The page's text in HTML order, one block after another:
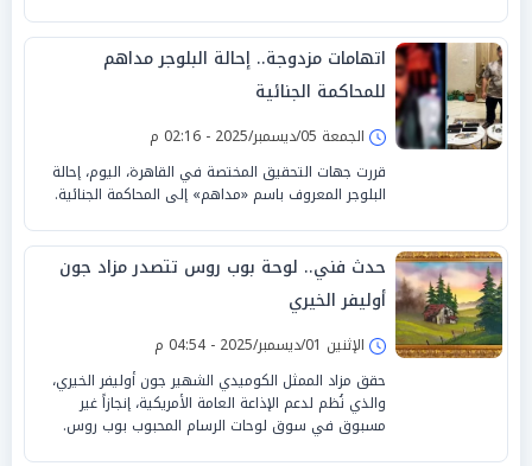
اتهامات مزدوجة.. إحالة البلوجر مداهم
للمحاكمة الجنائية
الجمعة 05/ديسمبر/2025 - 02:16 م
قررت جهات التحقيق المختصة في القاهرة، اليوم، إحالة
البلوجر المعروف باسم «مداهم» إلى المحاكمة الجنائية.
حدث فني.. لوحة بوب روس تتصدر مزاد جون
أوليفر الخيري
الإثنين 01/ديسمبر/2025 - 04:54 م
حقق مزاد الممثل الكوميدي الشهير جون أوليفر الخيري،
والذي نُظم لدعم الإذاعة العامة الأمريكية، إنجازاً غير
مسبوق في سوق لوحات الرسام المحبوب بوب روس.